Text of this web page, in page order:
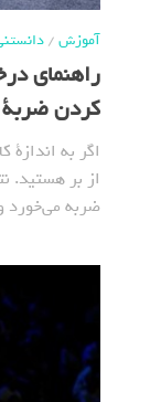
آموزش/دانستنی
راهنمای
کردن ضربة
اگر به اندازة
ضربه می‌خورد و